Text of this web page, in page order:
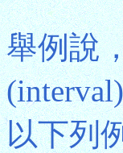
舉例說
以下列